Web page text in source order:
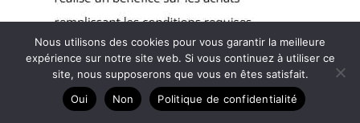
Nous utilisons des cookies pour vous garantir la meilleure
expérience sur notre site web. Si vous continuez à utiliser ce
site, nous supposerons que vous en êtes satisfait.
Oui
Non Politique de confidentialité